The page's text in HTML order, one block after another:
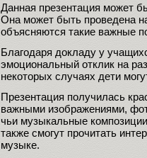
Данная презентация может
Она может быть проведена
объясняются такие важные
Благодаря докладу у
эмоциональный отклик на
некоторых случаях дети
Презентация получилась
важными изображениями,
чьи музыкальные
также смогут прочитать
музыке.